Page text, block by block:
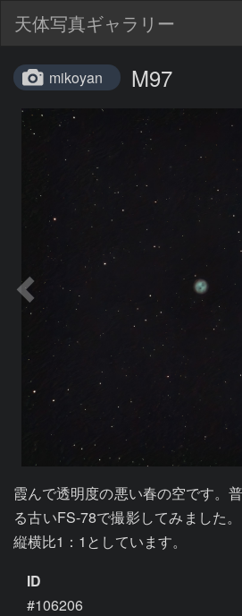
天体写真ギャラリー
mikoyan M97
霞んで透明度の悪い春の空です。
る古いFS-78で撮影してみました
縦横比1：1としています。
ID
#106206